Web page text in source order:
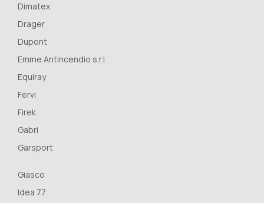
Dimatex
Drager
Dupont
Emme Antincendio s.r.l.
Equiray
Fervi
Firek
Gabri
Garsport
Giasco
Idea 77